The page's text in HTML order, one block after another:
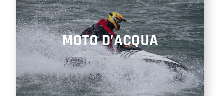
MOTO D’ACQUA